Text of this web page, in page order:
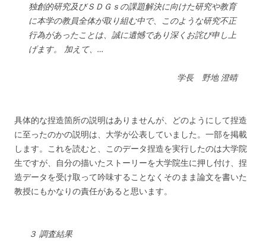
独創的研究及びＳＤＧｓの課題解決に向けた研究や教育
に本学の教員全体が取り組む中で、このような研究不正
行為があったことは、誠に遺憾であり深くお詫び申し上
げます。 加えて、…
学長 野地 澄晴
具体的な捏造箇所の説明はありませんが、どのようにして捏造
に至ったのかの説明は、大学が公表していました。一部を掲載
します。これを読むと、このデータ捏造を実行したのは大学院
生ですが、自分の描いたストーリーを大学院生に押し付け、捏
造データを受け取って吟味することなくそのまま論文を書いた
教授にもかなりの責任があると思います。
３ 調査結果